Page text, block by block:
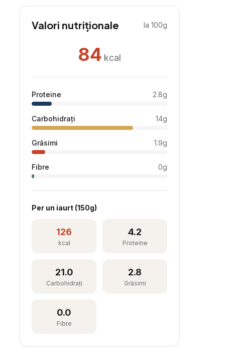
Valori nutriționale la 100g
84 kcal
Proteine 2.8g
Carbohidrați 14g
Grăsimi 1.9g
Fibre 0g
Per un iaurt (150g)
126
kcal
4.2
Proteine
21.0
Carbohidrați
2.8
Grăsimi
0.0
Fibre